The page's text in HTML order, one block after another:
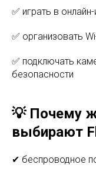
✅ играть в
✅ организовать
✅ подключать
безопасности
💡 Почему
выбирают
✔ беспроводное